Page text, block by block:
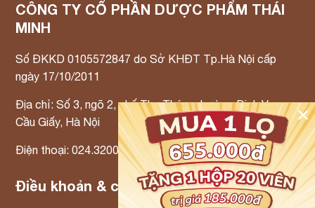
CÔNG TY CỔ PHẦN DƯỢC PHẨM THÁI
MINH
Số ĐKKD 0105572847 do Sở KHĐT Tp.Hà Nội cấp
ngày 17/10/2011
Địa chỉ: Số 3, ngõ 2, phố Thọ Tháp, phường Dịch Vọng,
Cầu Giấy, Hà Nội
Điện thoại: 024.3200.3300 Email: info@tmp.vn
Điều khoản & chính sách
✕